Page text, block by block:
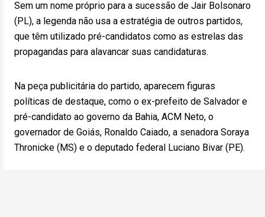
Sem um nome próprio para a sucessão de Jair Bolsonaro
(PL), a legenda não usa a estratégia de outros partidos,
que têm utilizado pré-candidatos como as estrelas das
propagandas para alavancar suas candidaturas.
Na peça publicitária do partido, aparecem figuras
políticas de destaque, como o ex-prefeito de Salvador e
pré-candidato ao governo da Bahia, ACM Neto, o
governador de Goiás, Ronaldo Caiado, a senadora Soraya
Thronicke (MS) e o deputado federal Luciano Bivar (PE).